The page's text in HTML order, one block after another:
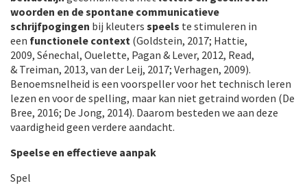
woorden en de spontane communicatieve
schrijfpogingen bij kleuters speels te stimuleren in
een functionele context (Goldstein, 2017; Hattie,
2009, Sénechal, Ouelette, Pagan & Lever, 2012, Read,
& Treiman, 2013, van der Leij, 2017; Verhagen, 2009).
Benoemsnelheid is een voorspeller voor het technisch leren
lezen en voor de spelling, maar kan niet getraind worden (De
Bree, 2016; De Jong, 2014). Daarom besteden we aan deze
vaardigheid geen verdere aandacht.
Speelse en effectieve aanpak
Spel